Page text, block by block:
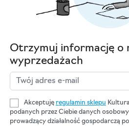
Otrzymuj informację o
wyprzedażach
Akceptuję regulamin sklepu
podanych przez Ciebie danych
prowadzący działalność gospodarczą